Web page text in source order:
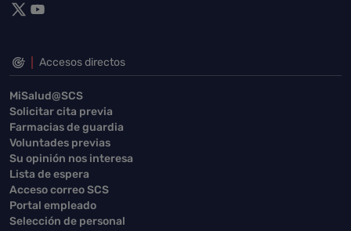
Accesos directos
MiSalud@SCS
Solicitar cita previa
Farmacias de guardia
Voluntades previas
Su opinión nos interesa
Lista de espera
Acceso correo SCS
Portal empleado
Selección de personal